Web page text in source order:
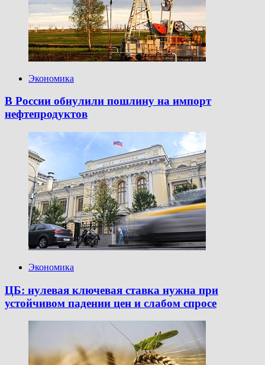
Экономика
В России обнулили пошлину на импорт
нефтепродуктов
Экономика
ЦБ: нулевая ключевая ставка нужна при
устойчивом падении цен и слабом спросе